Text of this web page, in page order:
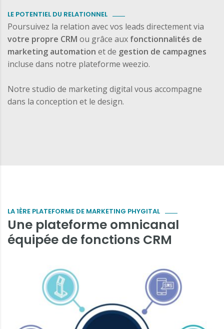
LE POTENTIEL DU RELATIONNEL
Poursuivez la relation avec vos leads directement via
votre propre CRM ou grâce aux fonctionnalités de
marketing automation et de gestion de campagnes
incluse dans notre plateforme weezio.
Notre studio de marketing digital vous accompagne
dans la conception et le design.
LA 1ÈRE PLATEFORME DE MARKETING PHYGITAL
Une plateforme omnicanal
équipée de fonctions CRM